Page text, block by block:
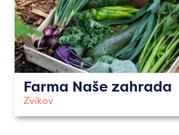
Farma Naše zahrada
Zvíkov